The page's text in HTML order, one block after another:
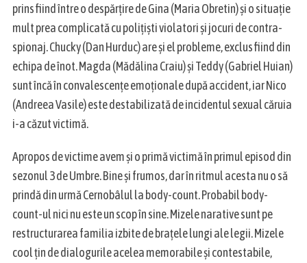
prins fiind între o despărțire de Gina (Maria Obretin) și o situație
mult prea complicată cu polițiști violatori și jocuri de contra-
spionaj. Chucky (Dan Hurduc) are și el probleme, exclus fiind din
echipa de înot. Magda (Mădălina Craiu) și Teddy (Gabriel Huian)
sunt încă în convalescențe emoționale după accident, iar Nico
(Andreea Vasile) este destabilizată de incidentul sexual căruia
i-a căzut victimă.
Apropos de victime avem și o primă victimă în primul episod din
sezonul 3 de Umbre. Bine și frumos, dar în ritmul acesta nu o să
prindă din urmă Cernobâlul la body-count. Probabil body-
count-ul nici nu este un scop în sine. Mizele narative sunt pe
restructurarea familia izbite de brațele lungi ale legii. Mizele
cool țin de dialogurile acelea memorabile și contestabile,
S
a
r
c
o
r